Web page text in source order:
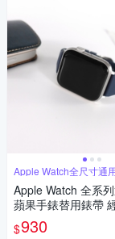
Apple Watch全尺寸通
Apple Watch 全系
蘋果手錶替用錶帶
膠錶帶-海軍藍色
$930